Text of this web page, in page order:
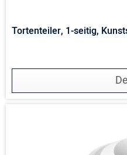
Tortenteiler, 1-seitig,